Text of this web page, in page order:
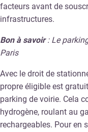
facteurs avant de
infrastructures.
Bon à savoir: Le
Paris
Avec le droit de
propre éligible est
parking de voirie. Cela
hydrogène, roulant au
rechargeables. Pour en